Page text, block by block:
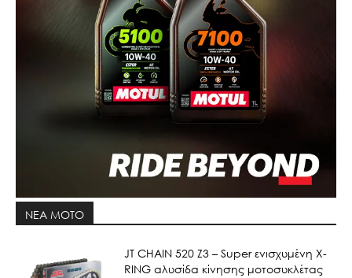
ΝΕΑ MOTO
JT CHAIN 520 Ζ3 – Super ενισχυμένη X-
RING αλυσίδα κίνησης μοτοσυκλέτας